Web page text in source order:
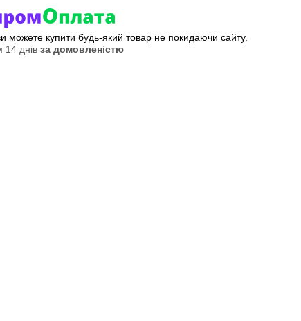
можете купити будь-який товар не покидаючи сайту.
14 днів за домовленістю